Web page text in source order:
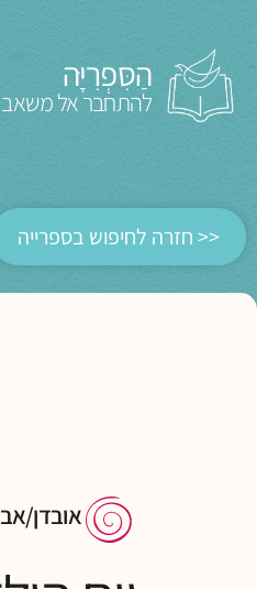
הַסִּפְרִיָּה
להתחבר אל
<< חזרה לחיפוש בספרייה
אובדן/